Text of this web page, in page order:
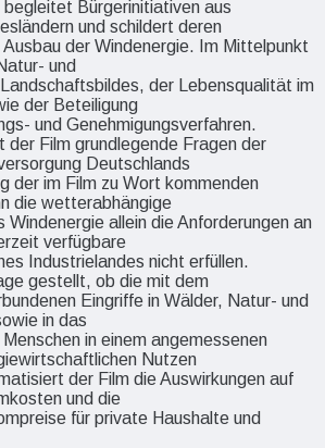
Bürgerinitiativen aus
und schildert deren
der Windenergie. Im Mittelpunkt
und
der Lebensqualität im
der Beteiligung
und Genehmigungsverfahren.
der Film grundlegende Fragen der
Deutschlands
der im Film zu Wort kommenden
die wetterabhängige
Windenergie allein die Anforderungen an
verfügbare
Industrielandes nicht erfüllen.
gestellt, ob die mit dem
Eingriffe in Wälder, Natur- und
in das
Menschen in einem angemessenen
Nutzen
der Film die Auswirkungen auf
und die
für private Haushalte und